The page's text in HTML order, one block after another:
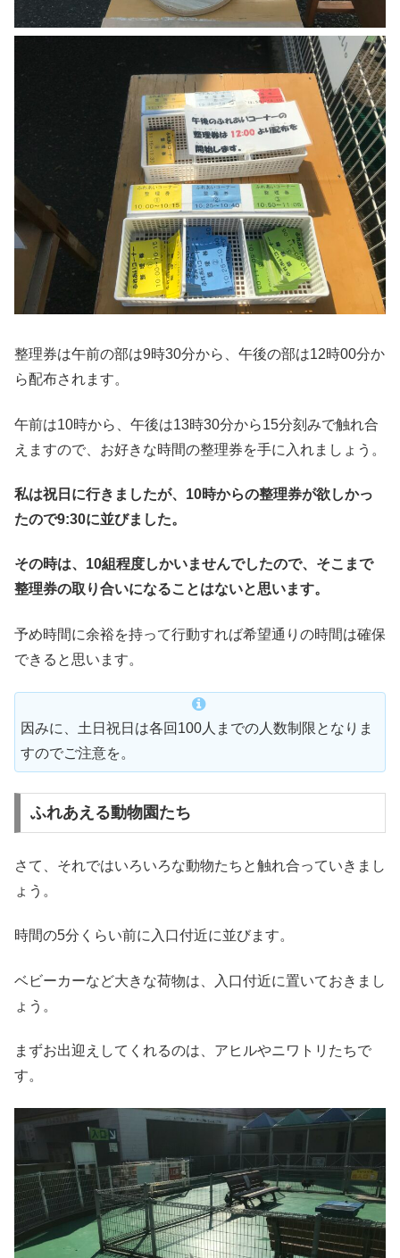
整理券は午前の部は9時30分から、午後の部は12時00分か
ら配布されます。
午前は10時から、午後は13時30分から15分刻みで触れ合
えますので、お好きな時間の整理券を手に入れましょう。
私は祝日に行きましたが、10時からの整理券が欲しかっ
たので9:30に並びました。
その時は、10組程度しかいませんでしたので、そこまで
整理券の取り合いになることはないと思います。
予め時間に余裕を持って行動すれば希望通りの時間は確保
できると思います。
因みに、土日祝日は各回100人までの人数制限となりま
すのでご注意を。
ふれあえる動物園たち
さて、それではいろいろな動物たちと触れ合っていきまし
ょう。
時間の5分くらい前に入口付近に並びます。
ベビーカーなど大きな荷物は、入口付近に置いておきまし
ょう。
まずお出迎えしてくれるのは、アヒルやニワトリたちで
す。